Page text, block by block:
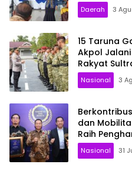
Daerah 3
15 Taruna
Akpol
Rakyat
Nasional 3
dan
Raih
Indonesia
Nasional 31